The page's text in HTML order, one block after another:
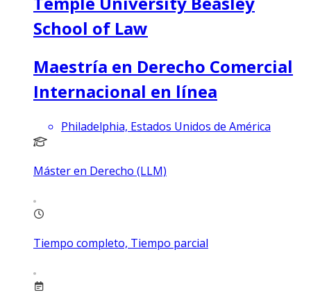
School of Law
Maestría en Derecho Comercial
Internacional en línea
Philadelphia, Estados Unidos de América
Máster en Derecho (LLM)
Tiempo completo, Tiempo parcial